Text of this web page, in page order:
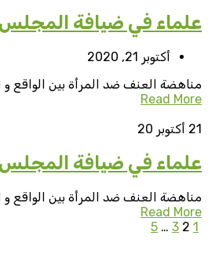
علماء في ضيافة المجلس
أكتوبر 21, 2020
مناهضة العنف ضد المرأة بين الواقع و
Read More
21 أكتوبر 20
علماء في ضيافة المجلس
مناهضة العنف ضد المرأة بين الواقع و
Read More
1
2
3
…
5